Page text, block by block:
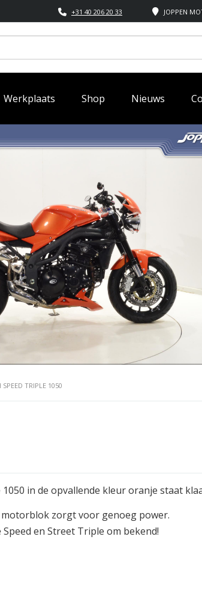
JOPPEN
+31 40 206 20 33
Werkplaats Shop Nieuws
TRIPLE 1050
in de opvallende kleur oranje staat
motorblok zorgt voor genoeg power.
en Street Triple om bekend!